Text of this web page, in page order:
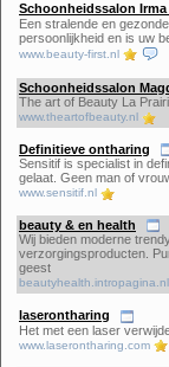
Schoonheidssalon
Een stralende en
persoonlijkheid en is uw
www.beauty-first.nl
Schoonheidssalon
The art of Beauty La
www.theartofbeauty.nl
Definitieve ontharing
Sensitif is specialist in
gelaat. Geen man of
www.sensitif.nl
beauty & en health
Wij bieden moderne
verzorgingsproducten.
geest
beautyhealth.intropagina.nl
laserontharing
Het met een laser
www.laserontharing.com